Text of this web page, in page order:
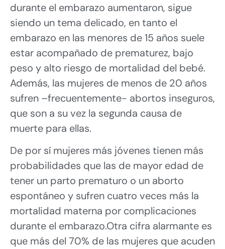
durante el embarazo aumentaron, sigue
siendo un tema delicado, en tanto el
embarazo en las menores de 15 años suele
estar acompañado de prematurez, bajo
peso y alto riesgo de mortalidad del bebé.
Además, las mujeres de menos de 20 años
sufren –frecuentemente- abortos inseguros,
que son a su vez la segunda causa de
muerte para ellas.
De por sí mujeres más jóvenes tienen más
probabilidades que las de mayor edad de
tener un parto prematuro o un aborto
espontáneo y sufren cuatro veces más la
mortalidad materna por complicaciones
durante el embarazo.Otra cifra alarmante es
que más del 70% de las mujeres que acuden